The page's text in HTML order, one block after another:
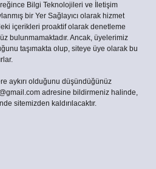
Bilgi Teknolojileri ve İletişim
bir Yer Sağlayıcı olarak hizmet
içerikleri proaktif olarak denetleme
bulunmamaktadır. Ancak, üyelerimiz
taşımakta olup, siteye üye olarak bu
aykırı olduğunu düşündüğünüz
adresine bildirmeniz halinde,
sitemizden kaldırılacaktır.